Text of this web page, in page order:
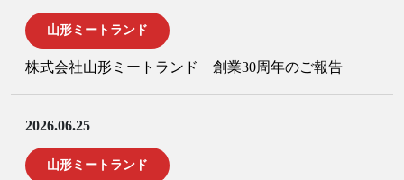
山形ミートランド
株式会社山形ミートランド 創業30周年のご報告
2026.06.25
山形ミートランド